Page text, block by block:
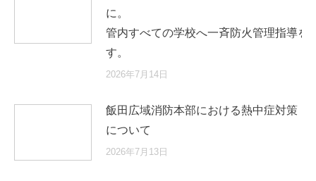
に
管内すべての学校へ一斉防火管理指導を
す。
2026年7月14日
飯田広域消防本部における熱中症対策
について
2026年7月13日